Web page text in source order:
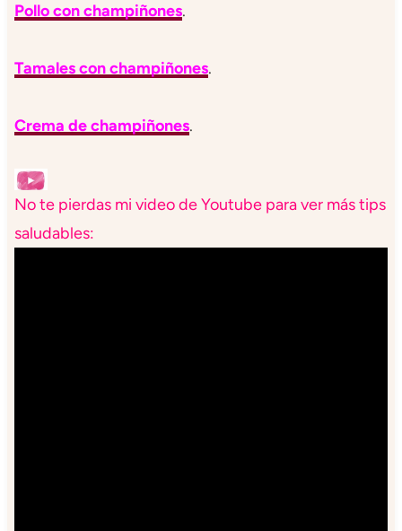
Pollo con champiñones.
Tamales con champiñones.
Crema de champiñones.
No te pierdas mi video de Youtube para ver más tips
saludables: